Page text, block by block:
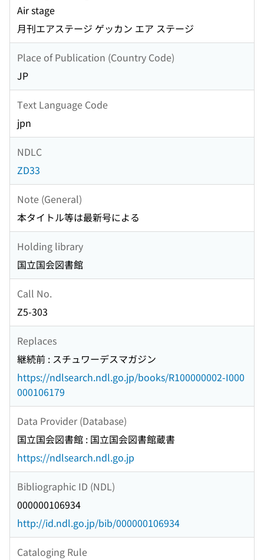
Air stage
月刊エアステージ ゲッカン エア ステージ
Place of Publication (Country Code)
JP
Text Language Code
jpn
NDLC
ZD33
Note (General)
本タイトル等は最新号による
Holding library
国立国会図書館
Call No.
Z5-303
Replaces
継続前 : スチュワーデスマガジン
https://ndlsearch.ndl.go.jp/books/R100000002-I000
000106179
Data Provider (Database)
国立国会図書館 : 国立国会図書館蔵書
https://ndlsearch.ndl.go.jp
Bibliographic ID (NDL)
000000106934
http://id.ndl.go.jp/bib/000000106934
Cataloging Rule